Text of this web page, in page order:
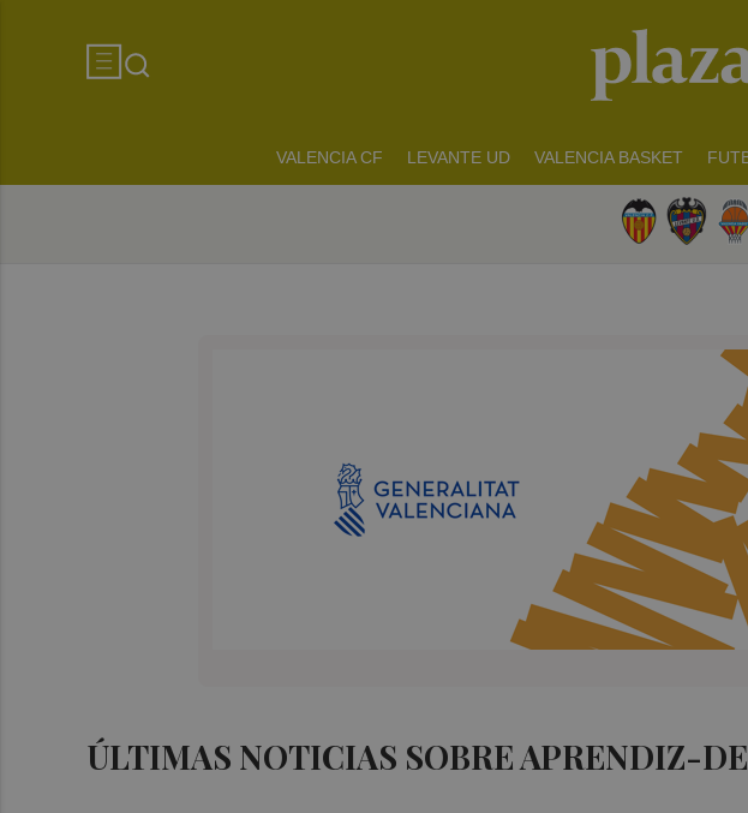
VALENCIA CF LEVANTE UD VALENCIA BASKET
ÚLTIMAS NOTICIAS SOBRE APRENDIZ-